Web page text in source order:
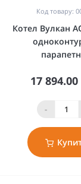
Код товару:
Котел Вулкан
17
-